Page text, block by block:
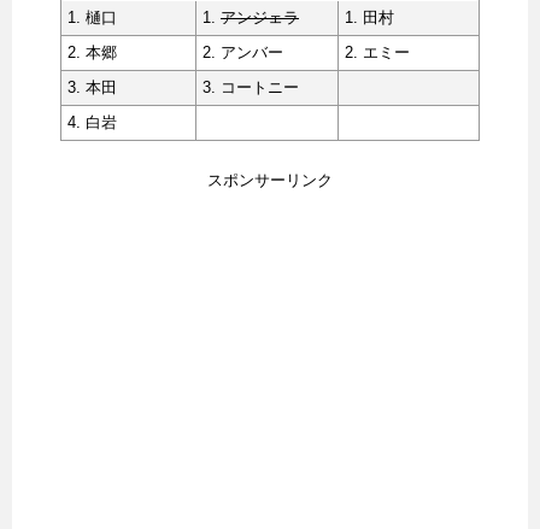
1. 樋口 1. アンジェラ
1. 田村
2. 本郷
2. アンバー
2. エミー
3. 本田
3. コートニー
4. 白岩
スポンサーリンク